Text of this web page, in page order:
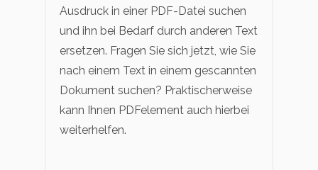
Ausdruck in einer PDF-Datei suchen
und ihn bei Bedarf durch anderen Text
ersetzen. Fragen Sie sich jetzt, wie Sie
nach einem Text in einem gescannten
Dokument suchen? Praktischerweise
kann Ihnen PDFelement auch hierbei
weiterhelfen.